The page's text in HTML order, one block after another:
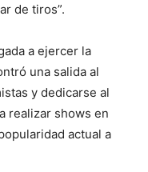
de tiros”.
a ejercer la
una salida al
y dedicarse al
realizar shows en
actual a